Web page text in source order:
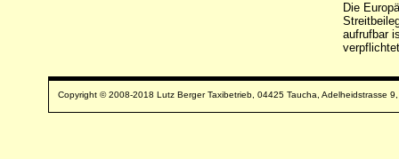
Die
aufrufbar
Copyright © 2008-2018 Lutz Berger Taxibetrieb, 04425 Taucha, Adelheidstrasse